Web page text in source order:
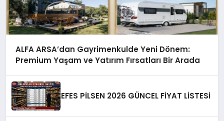
ALFA ARSA’dan Gayrimenkulde Yeni Dönem:
Premium Yaşam ve Yatırım Fırsatları Bir Arada
EFES PİLSEN 2026 GÜNCEL FİYAT LİSTESİ